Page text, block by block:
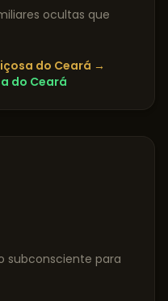
ocultas que
do Ceará →
do Ceará
subconsciente para